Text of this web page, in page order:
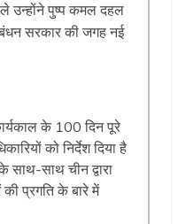
उन्होंने पुष्प कमल दहल
सरकार की जगह नई
के 100 दिन पूरे
को निर्देश दिया है
साथ चीन द्वारा
प्रगति के बारे में